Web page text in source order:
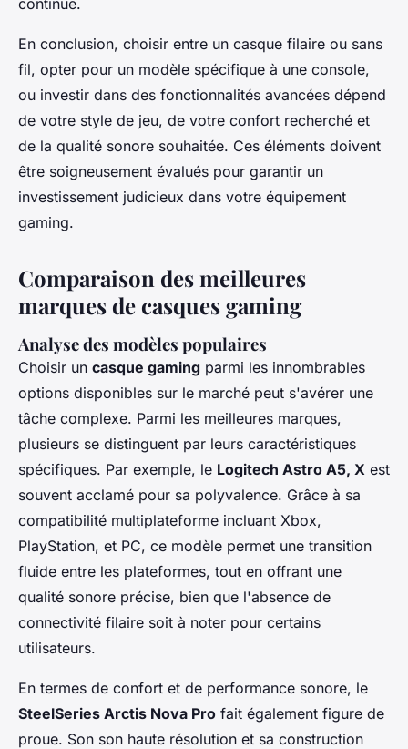
En conclusion, choisir entre un casque filaire ou sans
fil, opter pour un modèle spécifique à une console,
ou investir dans des fonctionnalités avancées dépend
de votre style de jeu, de votre confort recherché et
de la qualité sonore souhaitée. Ces éléments doivent
être soigneusement évalués pour garantir un
investissement judicieux dans votre équipement
gaming.
Comparaison des meilleures
marques de casques gaming
Analyse des modèles populaires
Choisir un casque gaming parmi les innombrables
options disponibles sur le marché peut s'avérer une
tâche complexe. Parmi les meilleures marques,
plusieurs se distinguent par leurs caractéristiques
spécifiques. Par exemple, le Logitech Astro A5, X est
souvent acclamé pour sa polyvalence. Grâce à sa
compatibilité multiplateforme incluant Xbox,
PlayStation, et PC, ce modèle permet une transition
fluide entre les plateformes, tout en offrant une
qualité sonore précise, bien que l'absence de
connectivité filaire soit à noter pour certains
utilisateurs.
En termes de confort et de performance sonore, le
SteelSeries Arctis Nova Pro fait également figure de
proue. Son son haute résolution et sa construction